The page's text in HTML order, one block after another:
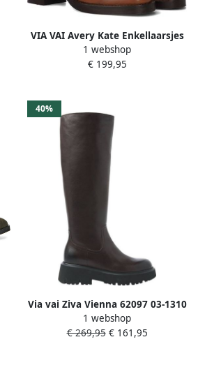
VIA VAI Avery Kate Enkellaarsjes
dames Donker cognac
1 webshop
€ 199,95
40%
Via vai Ziva Vienna 62097 03-1310
Brown
1 webshop
€ 269,95€ 161,95